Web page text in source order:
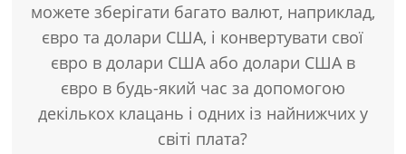
можете зберігати багато валют, наприклад,
євро та долари США, і конвертувати свої
євро в долари США або долари США в
євро в будь-який час за допомогою
декількох клацань і одних із найнижчих у
світі плата?